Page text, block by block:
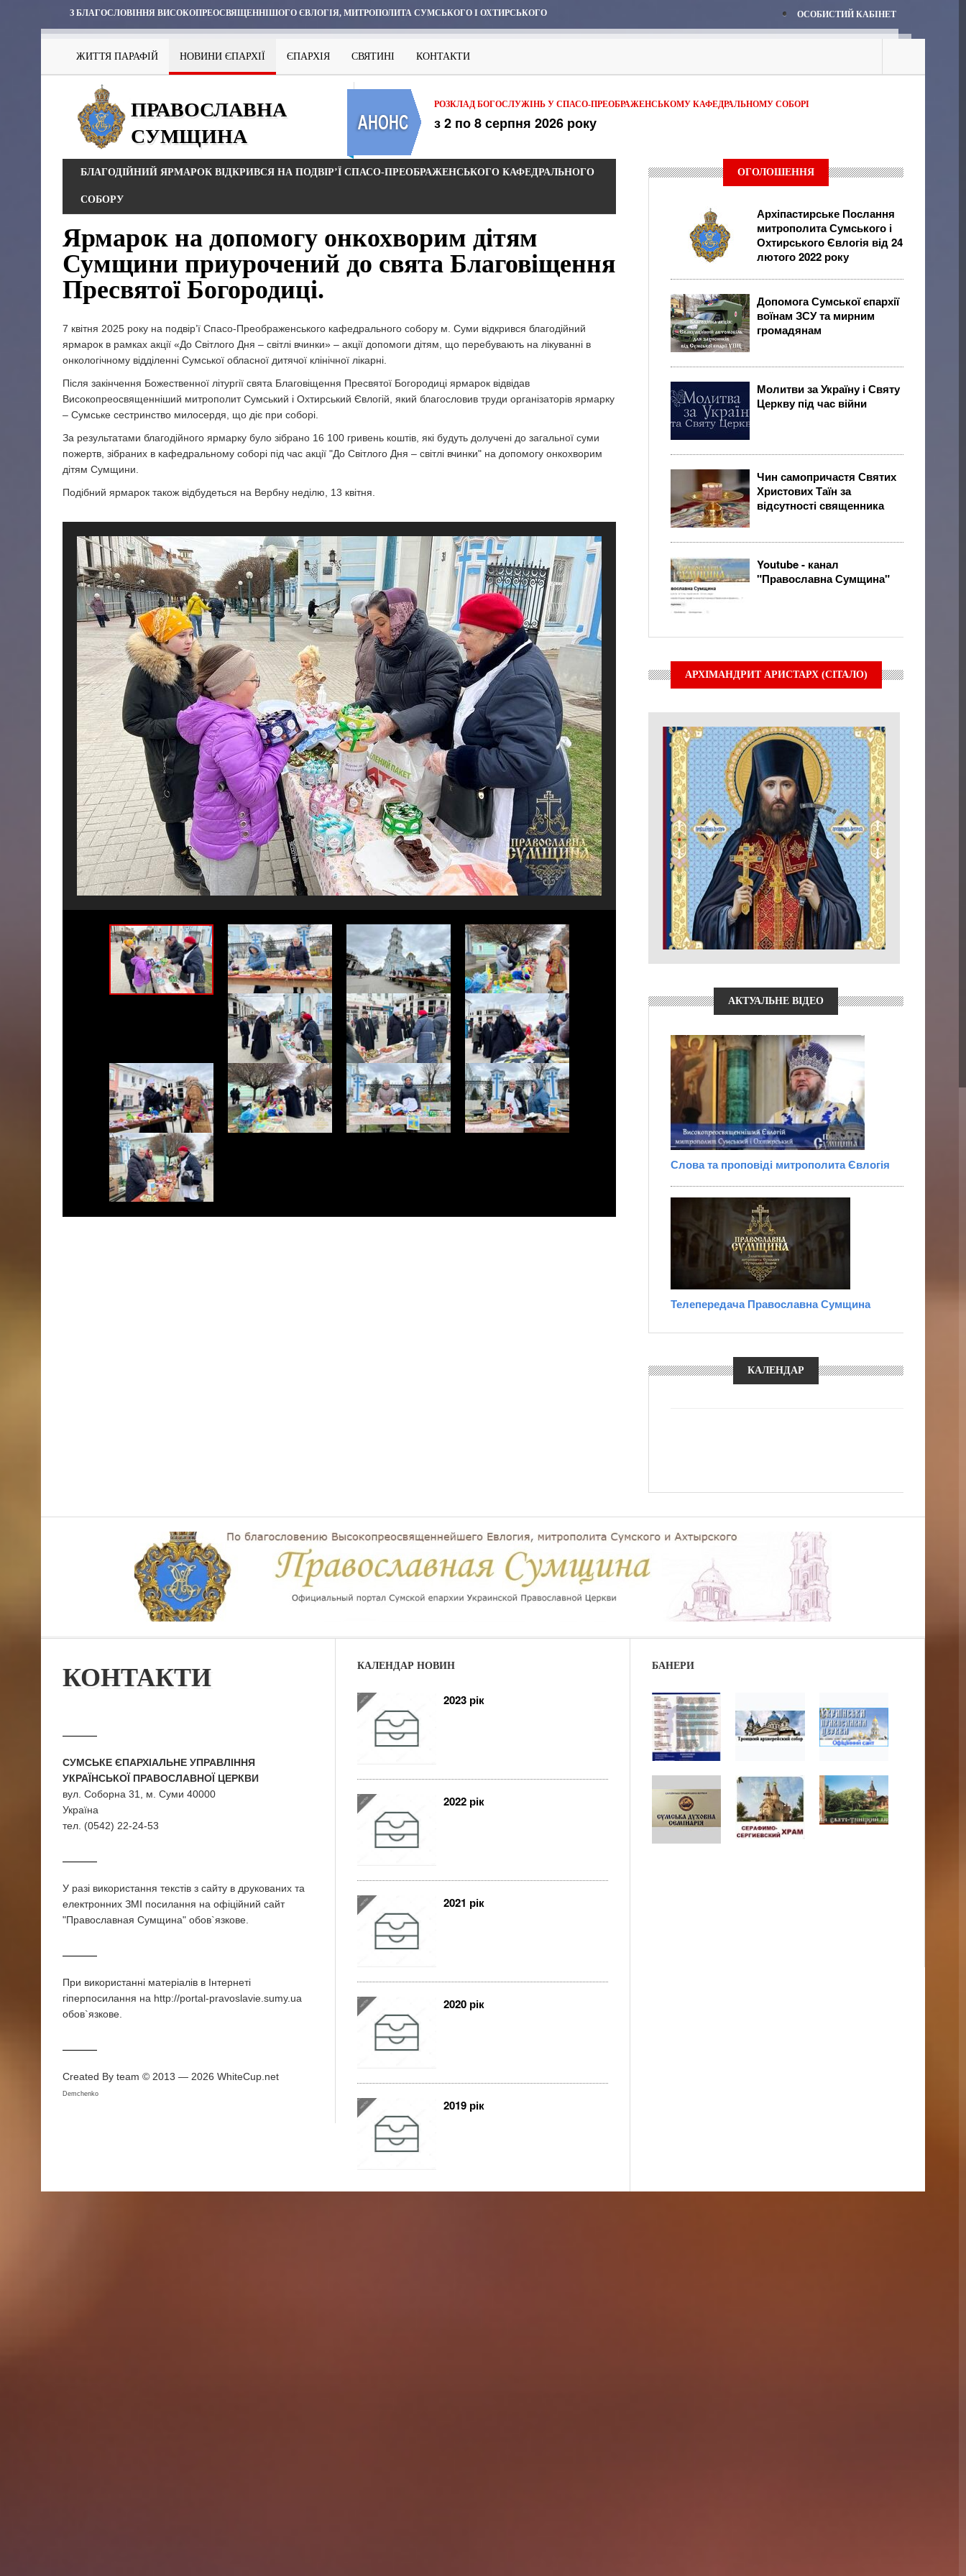
З БЛАГОСЛОВІННЯ ВИСОКОПРЕОСВЯЩЕННІШОГО ЄВЛОГІЯ, МИТРОПОЛИТА СУМСЬКОГО І ОХТИРСЬКОГО ОСОБИСТИЙ КАБІНЕТ
ЖИТТЯ ПАРАФІЙ НОВИНИ ЄПАРХІЇ ЄПАРХІЯ СВЯТИНІ КОНТАКТИ
ПРАВОСЛАВНА
СУМЩИНА
РОЗКЛАД БОГОСЛУЖІНЬ У СПАСО-ПРЕОБРАЖЕНСЬКОМУ КАФЕДРАЛЬНОМУ СОБОРІ
з 2 по 8 серпня 2026 року
БЛАГОДІЙНИЙ ЯРМАРОК ВІДКРИВСЯ НА ПОДВІР’Ї СПАСО-ПРЕОБРАЖЕНСЬКОГО КАФЕДРАЛЬНОГО
СОБОРУ
Ярмарок на допомогу онкохворим дітям
Сумщини приурочений до свята Благовіщення
Пресвятої Богородиці.
7 квітня 2025 року на подвір’ї Спасо-Преображенського кафедрального собору м. Суми відкрився благодійний
ярмарок в рамках акції «До Світлого Дня – світлі вчинки» – акції допомоги дітям, що перебувають на лікуванні в
онкологічному відділенні Сумської обласної дитячої клінічної лікарні.
Після закінчення Божественної літургії свята Благовіщення Пресвятої Богородиці ярмарок відвідав
Високопреосвященніший митрополит Сумський і Охтирський Євлогій, який благословив труди організаторів ярмарку
– Сумське сестринство милосердя, що діє при соборі.
За результатами благодійного ярмарку було зібрано 16 100 гривень коштів, які будуть долучені до загальної суми
пожертв, зібраних в кафедральному соборі під час акції "До Світлого Дня – світлі вчинки" на допомогу онкохворим
дітям Сумщини.
Подібний ярмарок також відбудеться на Вербну неділю, 13 квітня.
ОГОЛОШЕННЯ
Архіпастирське Послання
митрополита Сумського і
Охтирського Євлогія від 24
лютого 2022 року
Допомога Сумської єпархії
воїнам ЗСУ та мирним
громадянам
Молитви за Україну і Святу
Церкву під час війни
Чин самопричастя Святих
Христових Таїн за
відсутності священника
Youtube - канал
"Православна Сумщина"
АРХІМАНДРИТ АРИСТАРХ (СІТАЛО)
АКТУАЛЬНЕ ВІДЕО
Слова та проповіді митрополита Євлогія
Телепередача Православна Сумщина
КАЛЕНДАР
КОНТАКТИ
СУМСЬКЕ ЄПАРХІАЛЬНЕ УПРАВЛІННЯ
УКРАЇНСЬКОЇ ПРАВОСЛАВНОЇ ЦЕРКВИ
вул. Соборна 31, м. Суми 40000
Україна
тел. (0542) 22-24-53
У разi використання текстiв з сайту в друкованих та
електронних ЗМI посилання на офіційний сайт
"Православная Сумщина" обов`язкове.
При використаннi матерiалiв в Iнтернетi
гiперпосилання на http://portal-pravoslavie.sumy.ua
обов`язкове.
Created By team © 2013 — 2026 WhiteCup.net
Demchenko
КАЛЕНДАР НОВИН
2023 рік
2022 рік
2021 рік
2020 рік
2019 рік
БАНЕРИ